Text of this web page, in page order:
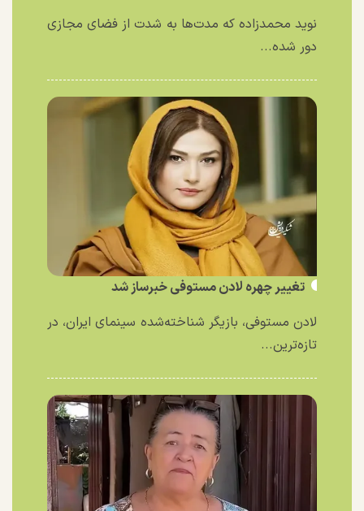
نوید محمدزاده که مدت‌ها به شدت از فضای مجازی
دور شده...
تغییر چهره لادن مستوفی خبرساز شد
لادن مستوفی، بازیگر شناخته‌شده سینمای ایران، در
تازه‌ترین...